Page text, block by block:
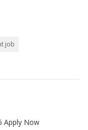
job
Apply Now